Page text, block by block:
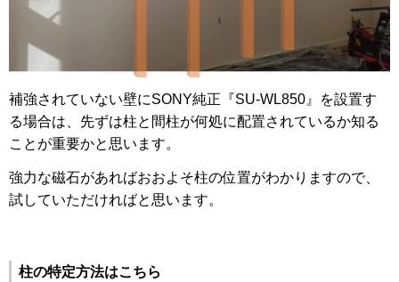
補強されていない壁にSONY純正『SU-WL850』を設置す
る場合は、先ずは柱と間柱が何処に配置されているか知る
ことが重要かと思います。
強力な磁石があればおおよそ柱の位置がわかりますので、
試していただければと思います。
柱の特定方法はこちら